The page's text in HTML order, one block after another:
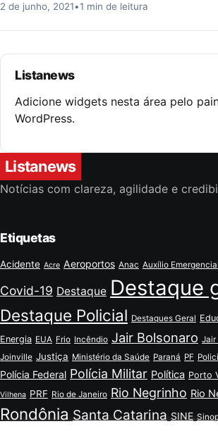
2 de junho, 2021•1 min de leitura
Listanews
Adicione widgets nesta área pelo
WordPress.
Listanews
Notícias com clareza, agilidade e
Etiquetas
Acidente Acre Aeroportos Anac Auxílio Emergencial
Covid-19 Destaque Destaque
Destaque Policial Destaques Geral
Energia EUA Frio Incêndio Jair Bolsonaro Jair
Joinville Justiça Ministério da Saúde Paraná PF
Polícia Federal Polícia Militar Política Porto
Vilhena PRF Rio de Janeiro Rio Negrinho Rio
Rondônia Santa Catarina SINE